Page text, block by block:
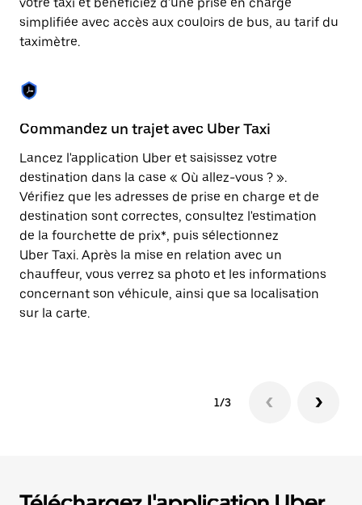
Appuyez
sur
la
pour
fermer
calendrier.
simplifiée avec accès aux couloirs de bus, au tarif du
taximètre.
Commandez un trajet avec Uber Taxi
Lancez l'application Uber et saisissez votre
destination dans la case « Où allez-vous ? ».
Vérifiez que les adresses de prise en charge et de
destination sont correctes, consultez l'estimation
de la fourchette de prix*, puis sélectionnez
Uber Taxi. Après la mise en relation avec un
chauffeur, vous verrez sa photo et les informations
concernant son véhicule, ainsi que sa localisation
sur la carte.
1/3